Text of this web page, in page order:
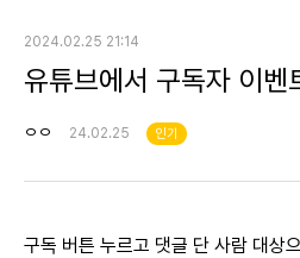
2024.02.25 21:14
유튜브에서 구독자 이벤
ㅇㅇ 24.02.25 인기
구독 버튼 누르고 댓글 단 사람 대상